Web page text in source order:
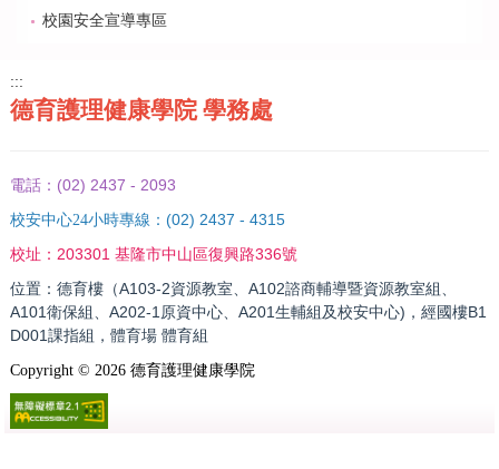
校園安全宣導專區
:::
德育護理健康學院 學務處
電話： (02) 2437 - 2093
校安中心24小時專線： (02) 2437 - 4315
校址： 203301 基隆市中山區復興路336號
位置：德育樓（A103-2資源教室、A102諮商輔導暨資源教室組、
A101衛保組、A202-1原資中心、A201生輔組及校安中心)，經國樓B1
D001課指組，體育場 體育組
Copyright © 2026德育護理健康學院